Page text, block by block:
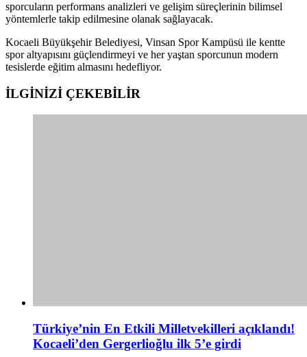
sporcuların performans analizleri ve gelişim süreçlerinin bilimsel
yöntemlerle takip edilmesine olanak sağlayacak.
Kocaeli Büyükşehir Belediyesi, Vinsan Spor Kampüsü ile kentte
spor altyapısını güçlendirmeyi ve her yaştan sporcunun modern
tesislerde eğitim almasını hedefliyor.
İLGİNİZİ ÇEKEBİLİR
Türkiye’nin En Etkili Milletvekilleri açıklandı!
Kocaeli’den Gergerlioğlu ilk 5’e girdi